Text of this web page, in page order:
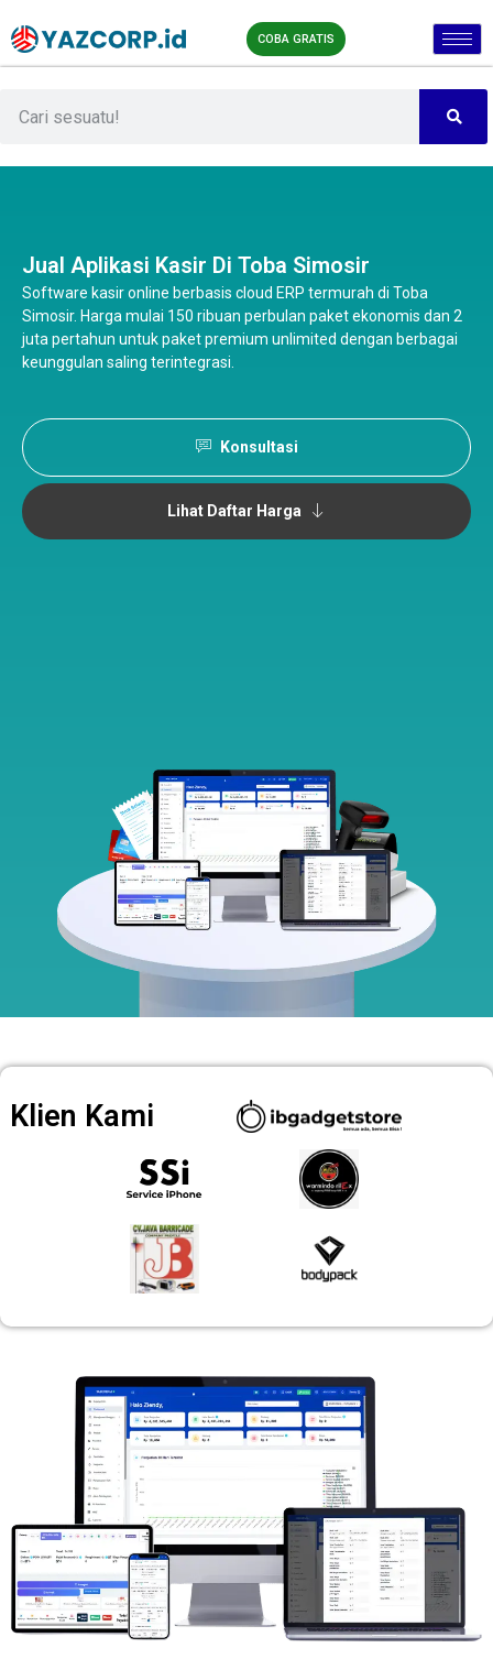
COBA GRATIS
Jual Aplikasi Kasir Di Toba Simosir
Software kasir online berbasis cloud ERP termurah di Toba
Simosir. Harga mulai 150 ribuan perbulan paket ekonomis dan 2
juta pertahun untuk paket premium unlimited dengan berbagai
keunggulan saling terintegrasi.
Konsultasi
Lihat Daftar Harga
Klien Kami